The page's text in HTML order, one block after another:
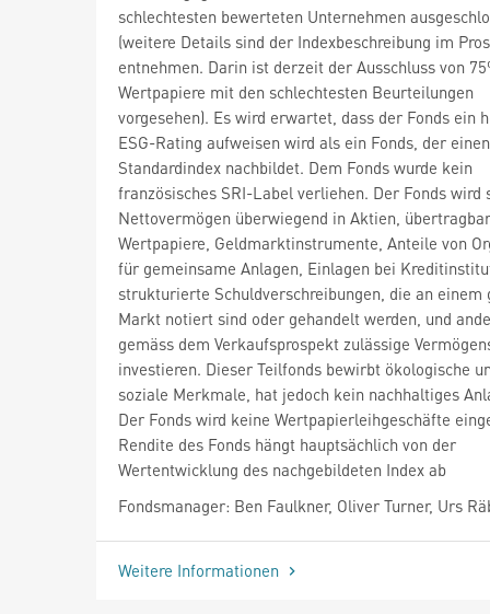
schlechtesten bewerteten Unternehmen
(weitere Details sind der Indexbeschreibung im
entnehmen. Darin ist derzeit der Ausschluss von
Wertpapiere mit den schlechtesten Beurteilungen
vorgesehen). Es wird erwartet, dass der Fonds ein
ESG-Rating aufweisen wird als ein Fonds, der einen
Standardindex nachbildet. Dem Fonds wurde kein
französisches SRI-Label verliehen. Der Fonds wird
Nettovermögen überwiegend in Aktien,
Wertpapiere, Geldmarktinstrumente, Anteile von
für gemeinsame Anlagen, Einlagen bei
strukturierte Schuldverschreibungen, die an einem
Markt notiert sind oder gehandelt werden, und
gemäss dem Verkaufsprospekt zulässige
investieren. Dieser Teilfonds bewirbt ökologische
soziale Merkmale, hat jedoch kein nachhaltiges
Der Fonds wird keine Wertpapierleihgeschäfte
Rendite des Fonds hängt hauptsächlich von der
Wertentwicklung des nachgebildeten Index ab
Fondsmanager: Ben Faulkner, Oliver Turner, Urs
Weitere Informationen